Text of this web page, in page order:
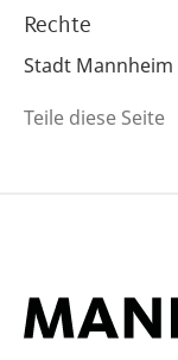
Rechte
Stadt Mannheim
Teile diese Seite